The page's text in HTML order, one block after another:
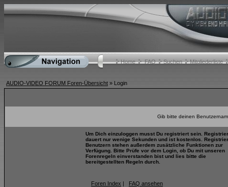
Home FAQ Suchen Mitgliederliste
AUDIO-VIDEO FORUM Foren-Übersicht » Login
Gib bitte deinen
Um Dich einzuloggen musst Du registriert sein.
dauert nur wenige Sekunden und ist kostenlos.
Benutzern stehen außerdem zusätzliche Funktionen zur
Verfügung. Bitte Prüfe vor dem Login, ob Du mit unseren
Forenregeln einverstanden bist und lies bitte die
bereitgestellten Regeln durch.
Foren Index | FAQ ansehen